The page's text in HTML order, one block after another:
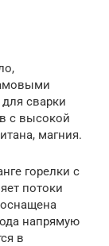
сварки
с высокой
магния.
горелки с
потоки
напрямую
в